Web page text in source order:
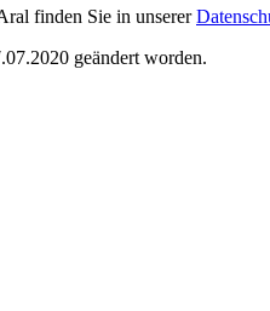
finden Sie in unserer
geändert worden.